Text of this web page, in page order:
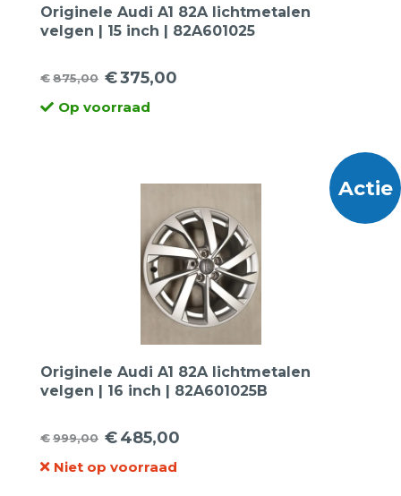
Originele Audi A1 82A lichtmetalen
velgen | 15 inch | 82A601025
€875,00
Oorspronkelijke
prijs
€375,00
Huidige
prijsOp voorraad
Actie
Originele Audi A1 82A lichtmetalen
velgen | 16 inch | 82A601025B
€999,00
Oorspronkelijke
prijs
€485,00
Huidige
prijs
Niet op voorraad